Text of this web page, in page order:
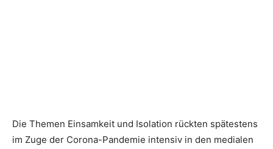
Die Themen Einsamkeit und Isolation rückten spätestens
im Zuge der Corona-Pandemie intensiv in den medialen